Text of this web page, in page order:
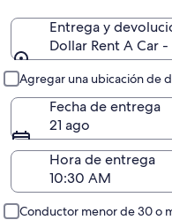
Entrega y
Dollar Rent A Car
Agregar una ubicación de
Fecha de entrega
21 ago
Hora de entrega
Conductor menor de 30 o